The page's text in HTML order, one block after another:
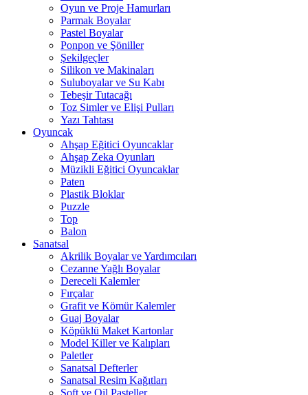
Oyun ve Proje Hamurları
Parmak Boyalar
Pastel Boyalar
Ponpon ve Şöniller
Şekilgeçler
Silikon ve Makinaları
Suluboyalar ve Su Kabı
Tebeşir Tutacağı
Toz Simler ve Elişi Pulları
Yazı Tahtası
Oyuncak
Ahşap Eğitici Oyuncaklar
Ahşap Zeka Oyunları
Müzikli Eğitici Oyuncaklar
Paten
Plastik Bloklar
Puzzle
Top
Balon
Sanatsal
Akrilik Boyalar ve Yardımcıları
Cezanne Yağlı Boyalar
Dereceli Kalemler
Fırçalar
Grafit ve Kömür Kalemler
Guaj Boyalar
Köpüklü Maket Kartonlar
Model Killer ve Kalıpları
Paletler
Sanatsal Defterler
Sanatsal Resim Kağıtları
Soft ve Oil Pasteller